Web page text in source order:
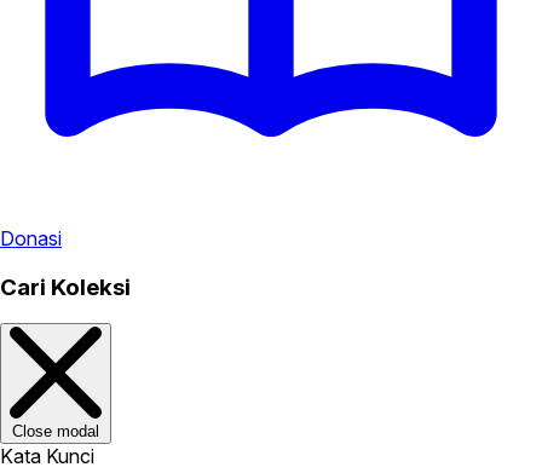
Donasi
Cari Koleksi
Close modal
Kata Kunci